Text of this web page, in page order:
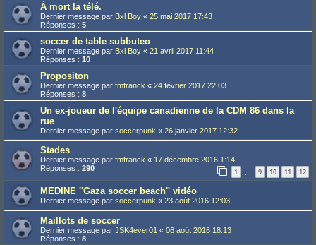
À mort la télé.
Dernier message par Bxl Boy « 25 mai 2017 17:43
Réponses : 5
soccer de table subbuteo
Dernier message par Bxl Boy « 21 avril 2017 11:44
Réponses : 10
Propositon
Dernier message par fmfranck « 24 février 2017 22:03
Réponses : 8
Un ex-joueur de l'équipe canadienne de la CDM 86 dans la
rue
Dernier message par soccerpunk « 26 janvier 2017 12:32
Stades
Dernier message par fmfranck « 17 décembre 2016 1:14
Réponses : 290 1 9 10 11 12
MEDINE ''Gaza soccer beach'' vidéo
Dernier message par soccerpunk « 23 août 2016 12:03
Maillots de soccer
Dernier message par JSK4ever01 « 06 août 2016 18:13
Réponses : 8